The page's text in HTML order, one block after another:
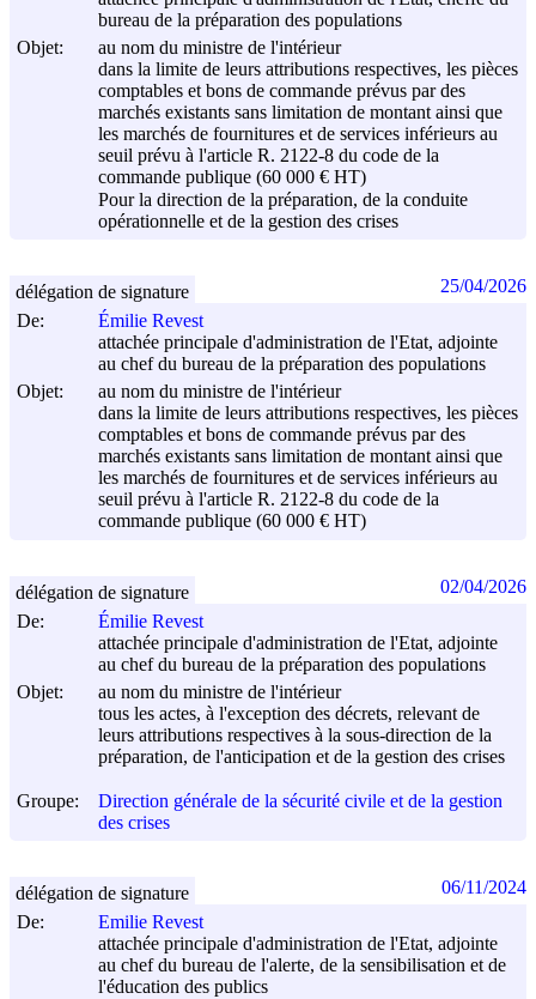
bureau de la préparation des populations
Objet:
au nom du ministre de l'intérieur
dans la limite de leurs attributions respectives, les pièces
comptables et bons de commande prévus par des
marchés existants sans limitation de montant ainsi que
les marchés de fournitures et de services inférieurs au
seuil prévu à l'article R. 2122-8 du code de la
commande publique (60 000 € HT)
Pour la direction de la préparation, de la conduite
opérationnelle et de la gestion des crises
De:
Émilie Revest
attachée principale d'administration de l'Etat, adjointe
au chef du bureau de la préparation des populations
Objet:
au nom du ministre de l'intérieur
dans la limite de leurs attributions respectives, les pièces
comptables et bons de commande prévus par des
marchés existants sans limitation de montant ainsi que
les marchés de fournitures et de services inférieurs au
seuil prévu à l'article R. 2122-8 du code de la
commande publique (60 000 € HT)
délégation de signature 25/04/2026
De:
Émilie Revest
attachée principale d'administration de l'Etat, adjointe
au chef du bureau de la préparation des populations
Objet:
au nom du ministre de l'intérieur
tous les actes, à l'exception des décrets, relevant de
leurs attributions respectives à la sous-direction de la
préparation, de l'anticipation et de la gestion des crises
Groupe:
Direction générale de la sécurité civile et de la gestion
des crises
délégation de signature 02/04/2026
De:
Emilie Revest
attachée principale d'administration de l'Etat, adjointe
au chef du bureau de l'alerte, de la sensibilisation et de
l'éducation des publics
délégation de signature 06/11/2024